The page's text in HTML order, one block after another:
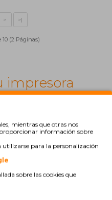
10 (2 Páginas)
impresora
mientras que otras nos
información sobre
utilizarse para la personalización
sobre las cookies que